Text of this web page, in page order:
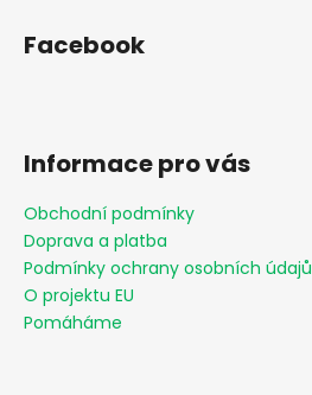
Facebook
Informace pro vás
Obchodní podmínky
Doprava a platba
Podmínky ochrany osobních údajů
O projektu EU
Pomáháme